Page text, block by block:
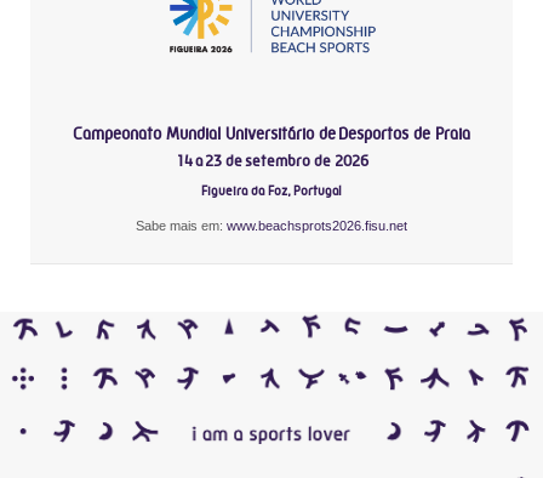
Campeonato Mundial Universitário de Desportos de Praia
14 a 23 de setembro de 2026
Figueira da Foz, Portugal
Sabe mais em: www.beachsprots2026.fisu.net